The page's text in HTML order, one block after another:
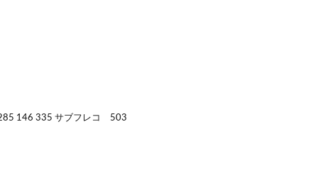
285 146 335 サブフレコ 503